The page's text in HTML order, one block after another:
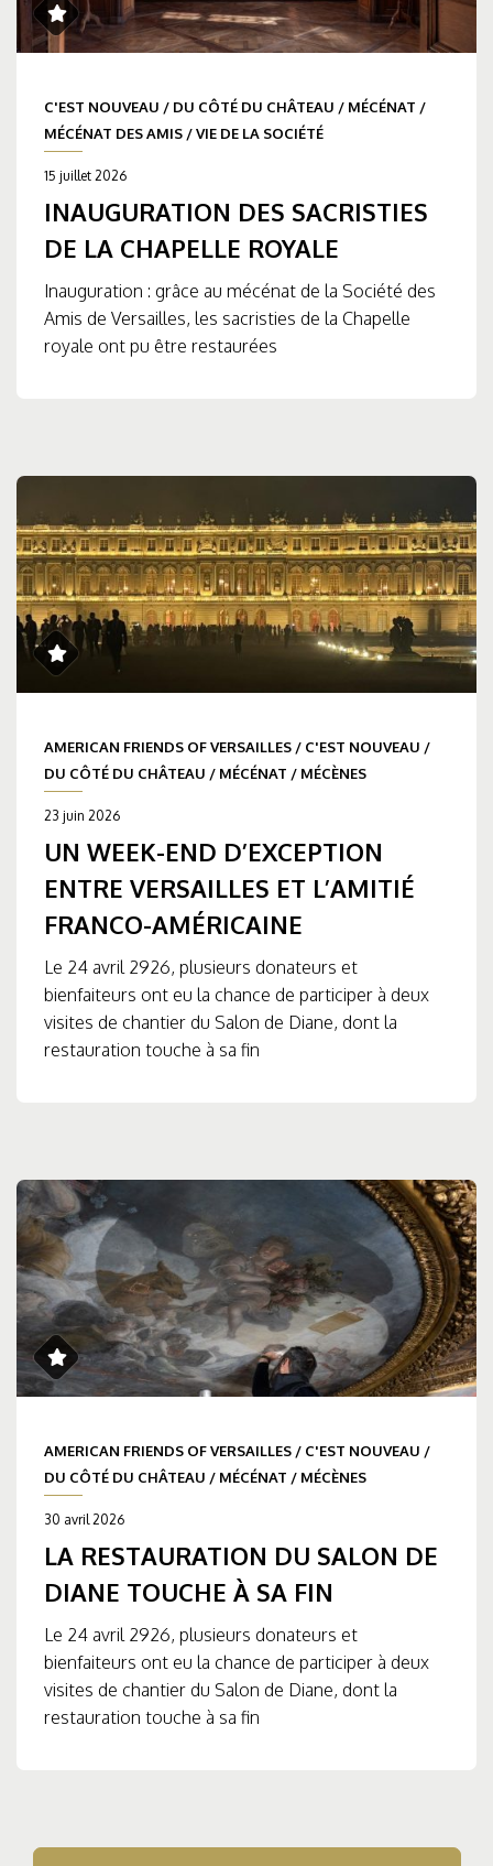
C'EST NOUVEAU / DU CÔTÉ DU CHÂTEAU / MÉCÉNAT /
MÉCÉNAT DES AMIS /VIE DE LA SOCIÉTÉ
15 juillet 2026
INAUGURATION DES SACRISTIES
DE LA CHAPELLE ROYALE
Inauguration : grâce au mécénat de la Société des
Amis de Versailles, les sacristies de la Chapelle
royale ont pu être restaurées
AMERICAN FRIENDS OF VERSAILLES / C'EST NOUVEAU /
DU CÔTÉ DU CHÂTEAU / MÉCÉNAT / MÉCÈNES
23 juin 2026
UN WEEK-END D’EXCEPTION
ENTRE VERSAILLES ET L’AMITIÉ
FRANCO-AMÉRICAINE
Le 24 avril 2926, plusieurs donateurs et
bienfaiteurs ont eu la chance de participer à deux
visites de chantier du Salon de Diane, dont la
restauration touche à sa fin
AMERICAN FRIENDS OF VERSAILLES / C'EST NOUVEAU /
DU CÔTÉ DU CHÂTEAU / MÉCÉNAT / MÉCÈNES
30 avril 2026
LA RESTAURATION DU SALON DE
DIANE TOUCHE À SA FIN
Le 24 avril 2926, plusieurs donateurs et
bienfaiteurs ont eu la chance de participer à deux
visites de chantier du Salon de Diane, dont la
restauration touche à sa fin